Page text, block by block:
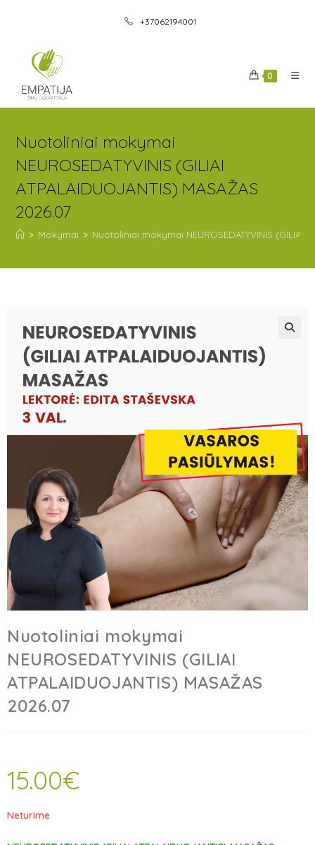
+37062194001
0
Nuotoliniai mokymai
NEUROSEDATYVINIS (GILIAI
ATPALAIDUOJANTIS) MASAŽAS
2026.07
> Mokymai > Nuotoliniai mokymai NEUROSEDATYVINIS (GILIAI
Nuotoliniai mokymai
NEUROSEDATYVINIS (GILIAI
ATPALAIDUOJANTIS) MASAŽAS
2026.07
15.00€
Neturime